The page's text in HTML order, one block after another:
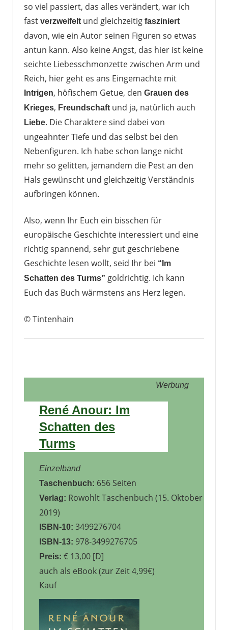
so viel passiert, das alles verändert, war ich
fast verzweifeltund gleichzeitig fasziniert
davon, wie ein Autor seinen Figuren so etwas
antun kann. Also keine Angst, das hier ist keine
seichte Liebesschmonzette zwischen Arm und
Reich, hier geht es ans Eingemachte mit
Intrigen, höfischem Getue, den Grauen des
Krieges, Freundschaftund ja, natürlich auch
Liebe. Die Charaktere sind dabei von
ungeahnter Tiefe und das selbst bei den
Nebenfiguren. Ich habe schon lange nicht
mehr so gelitten, jemandem die Pest an den
Hals gewünscht und gleichzeitig Verständnis
aufbringen können.
Also, wenn Ihr Euch ein bisschen für
europäische Geschichte interessiert und eine
richtig spannend, sehr gut geschriebene
Geschichte lesen wollt, seid Ihr bei “Im
Schatten des Turms” goldrichtig. Ich kann
Euch das Buch wärmstens ans Herz legen.
© Tintenhain
Werbung
René Anour: Im
Schatten des
Turms
Einzelband
Taschenbuch: 656 Seiten
Verlag: Rowohlt Taschenbuch (15. Oktober
2019)
ISBN-10: 3499276704
ISBN-13: 978-3499276705
Preis: € 13,00 [D]
auch als eBook (zur Zeit 4,99€)
Kauf